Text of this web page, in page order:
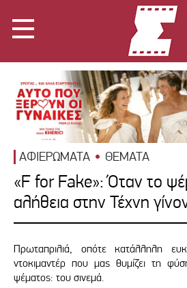
ΑΦΙΕΡΩΜΑΤΑ ΘΕΜΑΤΑ
«F for Fake»: Όταν το
αλήθεια στην Τέχνη
Πρωταπριλιά, οπότε κατάλληλη
ντοκιμαντέρ που μας θυμίζει τη
ψέματος: του σινεμά.